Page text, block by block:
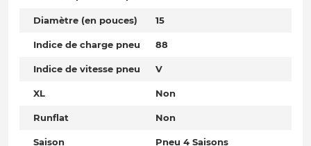
Diamètre (en pouces) 15
Indice de charge pneu 88
Indice de vitesse pneu V
XL Non
Runflat Non
Saison Pneu 4 Saisons